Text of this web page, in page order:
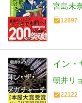
宮島未
12697
イン・
朝井リ
22122